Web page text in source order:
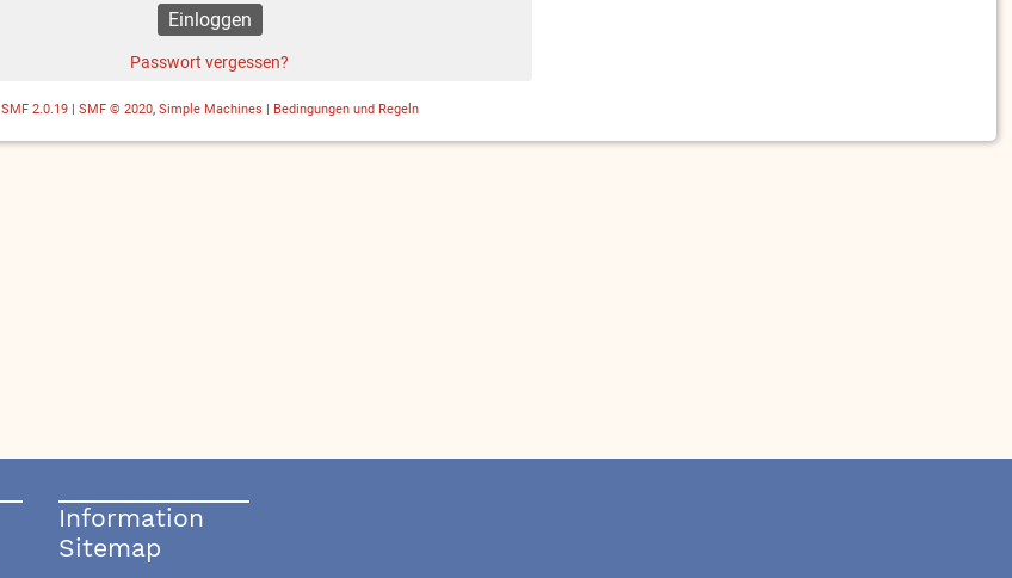
Passwort vergessen?
SMF 2.0.19| SMF © 2020, Simple Machines Bedingungen und Regeln
Information
Sitemap